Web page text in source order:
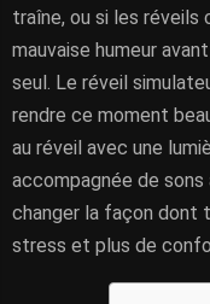
traîne, ou si les
mauvaise humeur
seul. Le réveil
rendre ce moment
au réveil avec une
accompagnée de
changer la façon dont
stress et plus de